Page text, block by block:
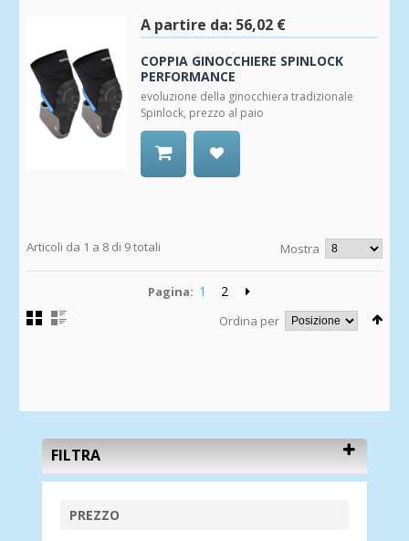
A partire da: 56,02 €
COPPIA GINOCCHIERE SPINLOCK
PERFORMANCE
evoluzione della ginocchiera tradizionale
Spinlock, prezzo al paio
Articoli da 1 a 8 di 9 totali
Mostra
Pagina: 1 2
Ordina per
FILTRA
PREZZO